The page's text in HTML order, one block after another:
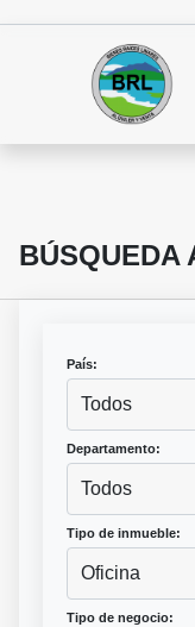
BÚSQUEDA
País:
Todos
Departamento:
Todos
Tipo de inmueble:
Oficina
Tipo de negocio: